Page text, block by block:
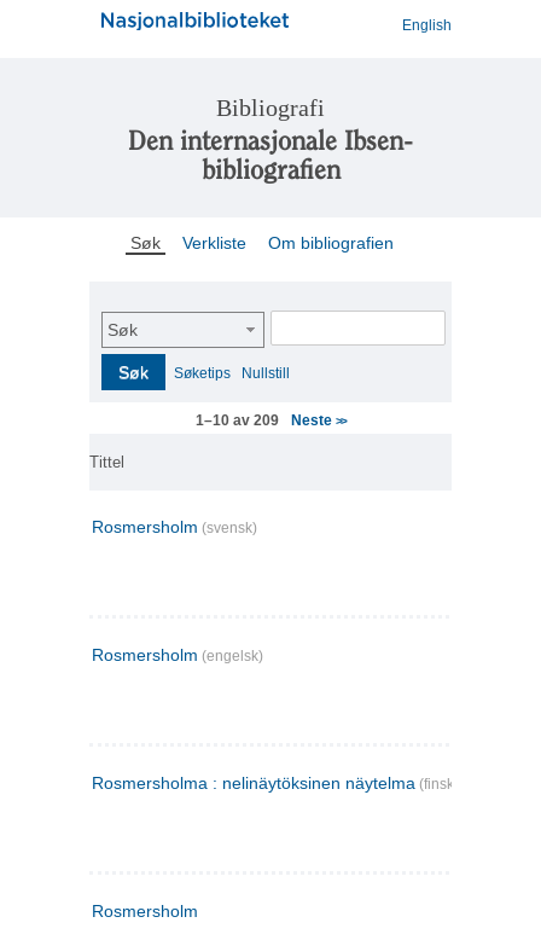
English
Bibliografi
Den internasjonale Ibsen-
bibliografien
Søk Verkliste Om bibliografien
Søk
Søk Søketips Nullstill
1–10 av 209 Neste >>
Tittel
Rosmersholm (svensk)
Rosmersholm (engelsk)
Rosmersholma : nelinäytöksinen näytelma (finsk)
Rosmersholm